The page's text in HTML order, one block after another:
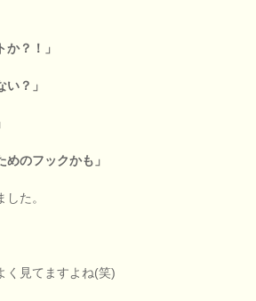
か？！」
い？」
めのフックかも」
た。
く見てますよね(笑)